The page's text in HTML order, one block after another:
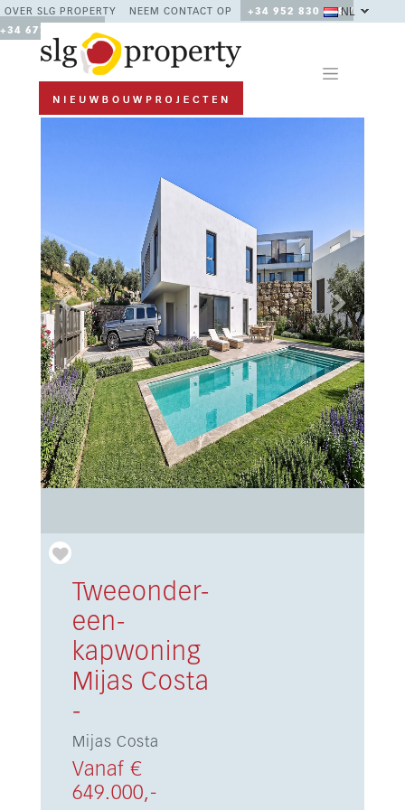
OVER SLG PROPERTY NEEM CONTACT OP
+34 952 830 378 /
+34 677 670 480
NL
Previous Next
Tweeonder-
een-
kapwoning
Mijas Costa
-
Mijas Costa
Vanaf €
649.000,-